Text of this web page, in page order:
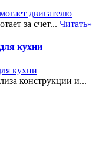
за счет... Читать»
кухни
конструкции и...